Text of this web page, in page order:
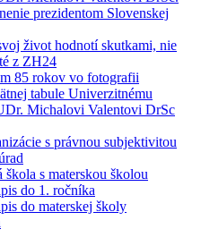
prezidentom Slovenskej
život hodnotí skutkami, nie
z ZH24
85 rokov vo fotografii
tabule Univerzitnému
Michalovi Valentovi DrSc
s právnou subjektivitou
škola s materskou školou
do 1. ročníka
do materskej školy